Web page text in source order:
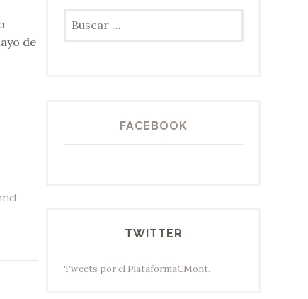
de
FACEBOOK
TWITTER
Tweets por el PlataformaCMont.